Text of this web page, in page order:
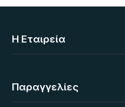
Η Eταιρεία
Παραγγελίες